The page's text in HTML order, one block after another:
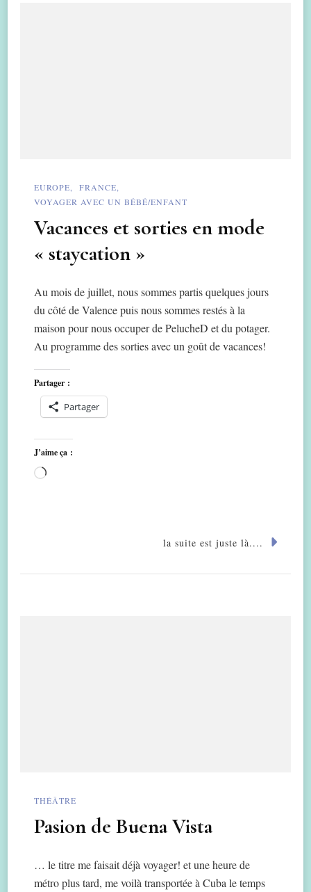
EUROPE
FRANCE
VOYAGER AVEC UN BÉBÉ/ENFANT
Vacances et sorties en mode
« staycation »
Au mois de juillet, nous sommes partis quelques jours
du côté de Valence puis nous sommes restés à la
maison pour nous occuper de PelucheD et du potager.
Au programme des sorties avec un goût de vacances!
Partager :
Partager
J’aime ça :
Chargement…
la suite est juste là....
THÉÂTRE
Pasion de Buena Vista
… le titre me faisait déjà voyager! et une heure de
métro plus tard, me voilà transportée à Cuba le temps